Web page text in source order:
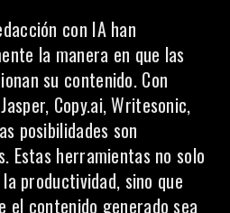
con IA han
la manera en que las
su contenido. Con
Copy.ai, Writesonic,
posibilidades son
Estas herramientas no solo
productividad, sino que
el contenido generado sea